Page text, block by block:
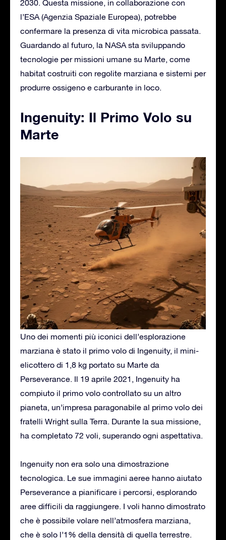
2030. Questa missione, in collaborazione con
l’ESA (Agenzia Spaziale Europea), potrebbe
confermare la presenza di vita microbica passata.
Guardando al futuro, la NASA sta sviluppando
tecnologie per missioni umane su Marte, come
habitat costruiti con regolite marziana e sistemi per
produrre ossigeno e carburante in loco.
Ingenuity: Il Primo Volo su
Marte
Uno dei momenti più iconici dell’esplorazione
marziana è stato il primo volo di Ingenuity, il mini-
elicottero di 1,8 kg portato su Marte da
Perseverance. Il 19 aprile 2021, Ingenuity ha
compiuto il primo volo controllato su un altro
pianeta, un’impresa paragonabile al primo volo dei
fratelli Wright sulla Terra. Durante la sua missione,
ha completato 72 voli, superando ogni aspettativa.
Ingenuity non era solo una dimostrazione
tecnologica. Le sue immagini aeree hanno aiutato
Perseverance a pianificare i percorsi, esplorando
aree difficili da raggiungere. I voli hanno dimostrato
che è possibile volare nell’atmosfera marziana,
che è solo l’1% della densità di quella terrestre.